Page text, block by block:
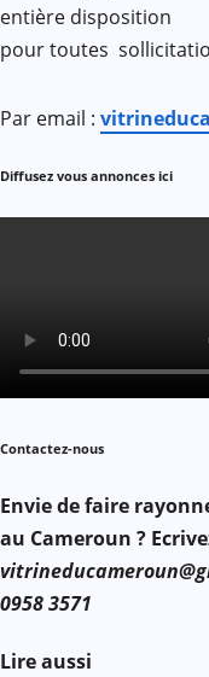
entière disposition
pour toutes
Par email :
Diffusez vous annonces ici
Contactez-nous
Envie de faire
au Cameroun ?
0958 3571
Lire aussi